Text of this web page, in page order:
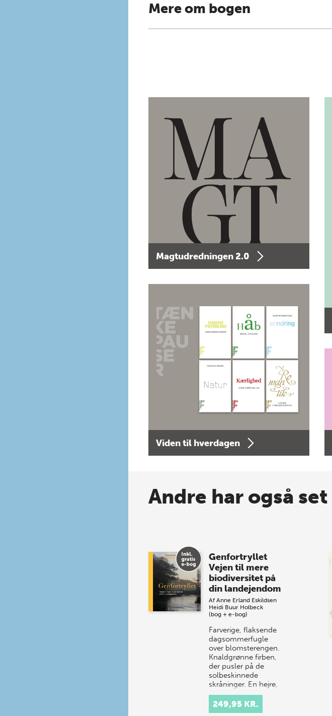
Mere om bogen
Magtudredningen 2.0
Viden til hverdagen
Andre har også set
Genfortryllet
Vejen til mere
biodiversitet på
din landejendom
Af Anne Erland Eskildsen
Heidi Buur Holbeck
(bog + e-bog)
Farverige, flaksende
dagsommerfugle
over blomsterengen.
Knaldgrønne firben,
der pusler på de
solbeskinnede
skråninger. En hejre,
der dukker frem fra
m…
249,95 KR.